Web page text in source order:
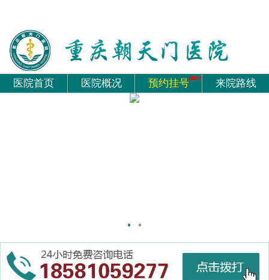
医院首页 医院概况 预约挂号 来院路线